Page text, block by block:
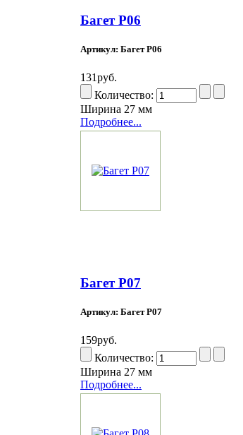
Багет Р06
Артикул: Багет Р06
131руб.
Количество:
Ширина 27 мм
Подробнее...
Багет Р07
Артикул: Багет Р07
159руб.
Количество:
Ширина 27 мм
Подробнее...